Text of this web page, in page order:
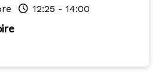
12:25 - 14:00